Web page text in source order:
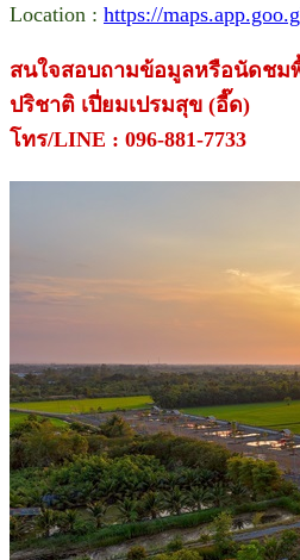
Location : https://
สนใจสอบถามข้อมูลหรือนัดชม
ปริชาติ เปี่ยมเปรมสุข (อี๊ด)
โทร/LINE : 096-881-7733